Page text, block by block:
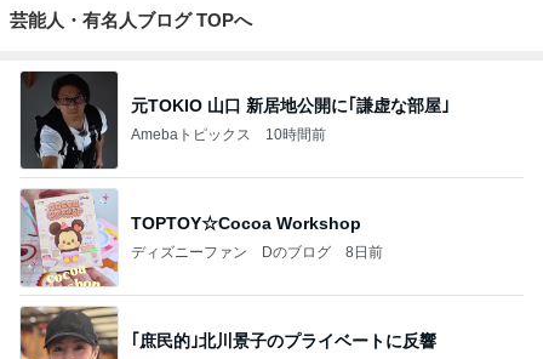
芸能人・有名人ブログ TOPへ
元TOKIO 山口 新居地公開に｢謙虚な部屋｣
Amebaトピックス 10時間前
TOPTOY☆Cocoa Workshop
ディズニーファン Dのブログ 8日前
｢庶民的｣北川景子のプライベートに反響